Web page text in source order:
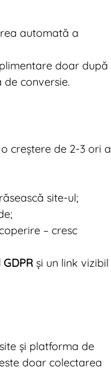
automată a
doar după
conversie.
creștere de 2-3 ori a
site-ul;
– cresc
și un link vizibil
și platforma de
doar colectarea